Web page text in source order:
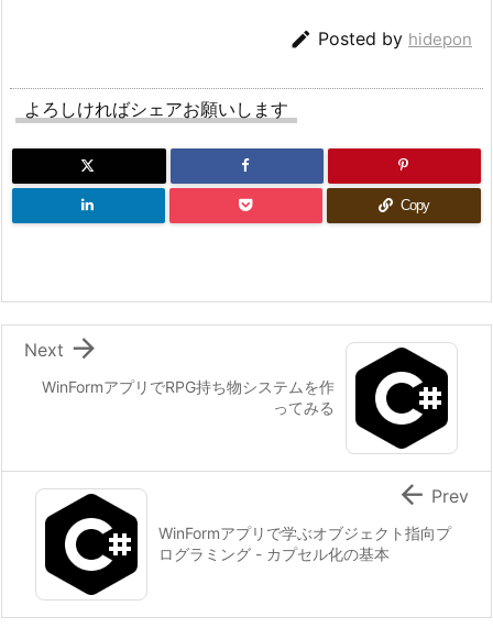
め
 Posted by hidepon
よろしければシェアお願いします
Copy
WinFormアプリでRPG持ち物システムを作
ってみる

Next
WinFormアプリで学ぶオブジェクト指向プ
ログラミング - カプセル化の基本
 Prev